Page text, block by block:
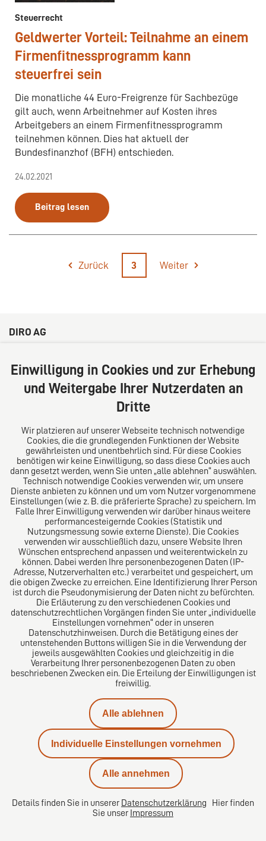
Steuerrecht
Geldwerter Vorteil: Teilnahme an einem
Firmenfitnessprogramm kann
steuerfrei sein
Die monatliche 44 Euro-Freigrenze für Sachbezüge
gilt auch, wenn Arbeitnehmer auf Kosten ihres
Arbeitgebers an einem Firmenfitnessprogramm
teilnehmen können. Dies hat aktuell der
Bundesfinanzhof (BFH) entschieden.
24.02.2021
Beitrag lesen
Zurück 3 Weiter
DIRO AG
20354 Hamburg
Deutschland
Tel: +49 (0) 40 41352231
Über uns
Das Kanzlei-Vertrauensnetzwerk. Aus Europa für die
Welt. Für den erfolgreichen Mittelstand.
Folgen Sie uns auf
Das europäische Kanzlei-Netzwerk
Datenschutz
Einwilligung in Cookies und zur Erhebung
und Weitergabe Ihrer Nutzerdaten an
Dritte
Wir platzieren auf unserer Webseite technisch notwendige
Cookies, die die grundlegenden Funktionen der Website
gewährleisten und unentbehrlich sind. Für diese Cookies
benötigen wir keine Einwilligung, so dass diese Cookies auch
dann gesetzt werden, wenn Sie unten „alle ablehnen“ auswählen.
Technisch notwendige Cookies verwenden wir, um unsere
Dienste anbieten zu können und um vom Nutzer vorgenommene
Einstellungen (wie z. B. die präferierte Sprache) zu speichern. Im
Falle Ihrer Einwilligung verwenden wir darüber hinaus weitere
performancesteigernde Cookies (Statistik und
Nutzungsmessung sowie externe Dienste). Die Cookies
verwenden wir ausschließlich dazu, unsere Website Ihren
Wünschen entsprechend anpassen und weiterentwickeln zu
können. Dabei werden Ihre personenbezogenen Daten (IP-
Adresse, Nutzerverhalten etc.) verarbeitet und gespeichert, um
die obigen Zwecke zu erreichen. Eine Identifizierung Ihrer Person
ist durch die Pseudonymisierung der Daten nicht zu befürchten.
Die Erläuterung zu den verschiedenen Cookies und
datenschutzrechtlichen Vorgängen finden Sie unter „individuelle
Einstellungen vornehmen“ oder in unseren
Datenschutzhinweisen. Durch die Betätigung eines der
untenstehenden Buttons willigen Sie in die Verwendung der
jeweils ausgewählten Cookies und gleichzeitig in die
Verarbeitung Ihrer personenbezogenen Daten zu oben
beschriebenen Zwecken ein. Die Erteilung der Einwilligungen ist
freiwillig.
Alle ablehnen
Individuelle Einstellungen vornehmen
Alle annehmen
Details finden Sie in unserer Datenschutzerklärung Hier finden
Sie unser Impressum